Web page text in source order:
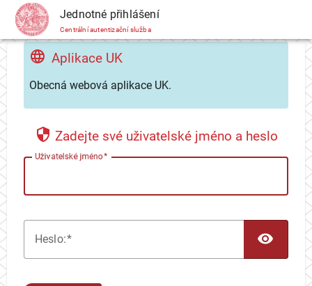
CAS Jednotné přihlášení
Centrální autentizační služba
Aplikace UK
Obecná webová aplikace UK.
Zadejte své uživatelské jméno a heslo
Uživatelské jméno
Heslo: